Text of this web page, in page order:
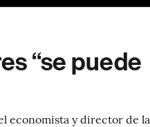
“se puede
economista y director de la